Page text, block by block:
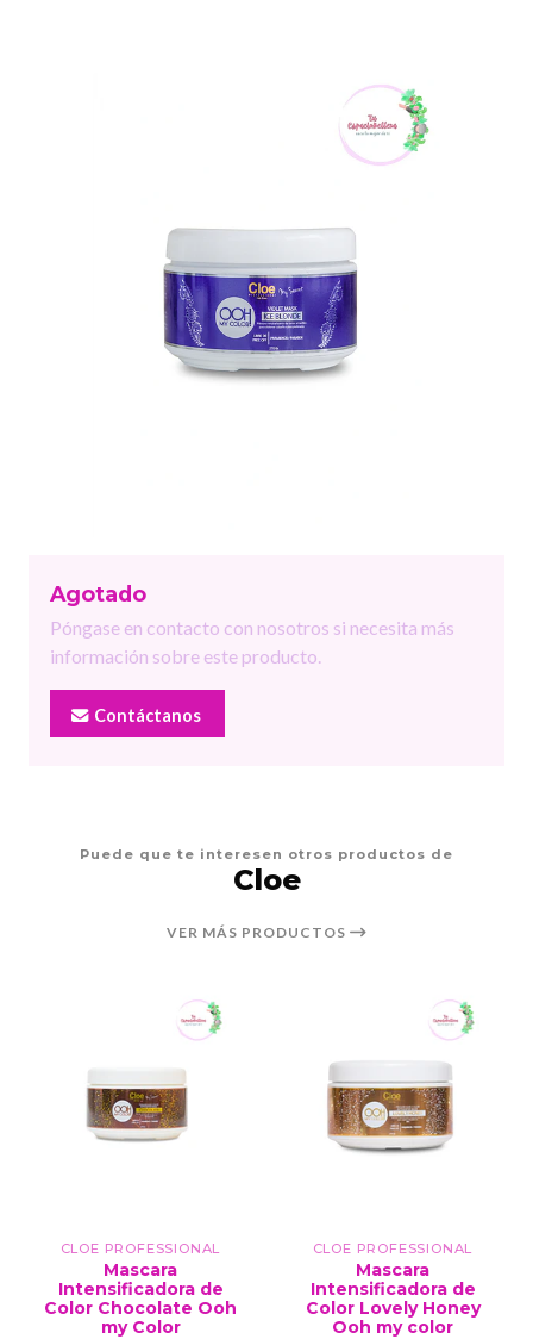
Agotado
Póngase en contacto con nosotros si necesita más
información sobre este producto.
Contáctanos
Puede que te interesen otros productos de
Cloe
VER MÁS PRODUCTOS
CLOE PROFESSIONAL
Mascara
Intensificadora de
Color Chocolate Ooh
my Color
CLOE PROFESSIONAL
Mascara
Intensificadora de
Color Lovely Honey
Ooh my color